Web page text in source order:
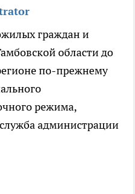
граждан и
области до
по-прежнему
режима,
администрации